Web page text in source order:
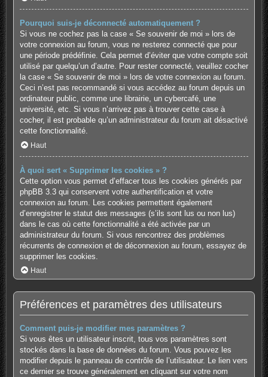
Pourquoi suis-je déconnecté automatiquement ?
Si vous ne cochez pas la case « Se souvenir de moi » lors de
votre connexion au forum, vous ne resterez connecté que pour
une période prédéfinie. Cela permet d’éviter que votre compte soit
utilisé par quelqu’un d’autre. Pour rester connecté, veuillez cocher
la case « Se souvenir de moi » lors de votre connexion au forum.
Ceci n’est pas recommandé si vous accédez au forum depuis un
ordinateur public, comme une librairie, un cybercafé, une
université, etc. Si vous n’arrivez pas à trouver cette case à
cocher, il est probable qu’un administrateur du forum ait désactivé
cette fonctionnalité.
Haut
À quoi sert « Supprimer les cookies » ?
Cette option vous permet d’effacer tous les cookies générés par
phpBB 3.3 qui conservent votre authentification et votre
connexion au forum. Les cookies permettent également
d’enregistrer le statut des messages (s’ils sont lus ou non lus)
dans le cas où cette fonctionnalité a été activée par un
administrateur du forum. Si vous rencontrez des problèmes
récurrents de connexion et de déconnexion au forum, essayez de
supprimer les cookies.
Haut
Préférences et paramètres des utilisateurs
Comment puis-je modifier mes paramètres ?
Si vous êtes un utilisateur inscrit, tous vos paramètres sont
stockés dans la base de données du forum. Vous pouvez les
modifier depuis le panneau de contrôle de l’utilisateur. Le lien vers
ce dernier se trouve généralement en cliquant sur votre nom